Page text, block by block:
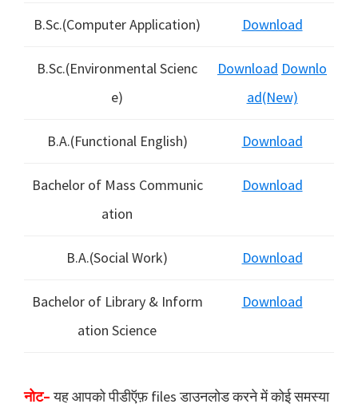
B.Sc.(Computer Application) Download
B.Sc.(Environmental Scienc
e)
Download Downlo
ad(New)
B.A.(Functional English) Download
Bachelor of Mass Communic
ation
Download
B.A.(Social Work) Download
Bachelor of Library & Inform
ation Science
Download
नोट–यह आपको पीडीऍफ़ files डाउनलोड करने में कोई समस्या